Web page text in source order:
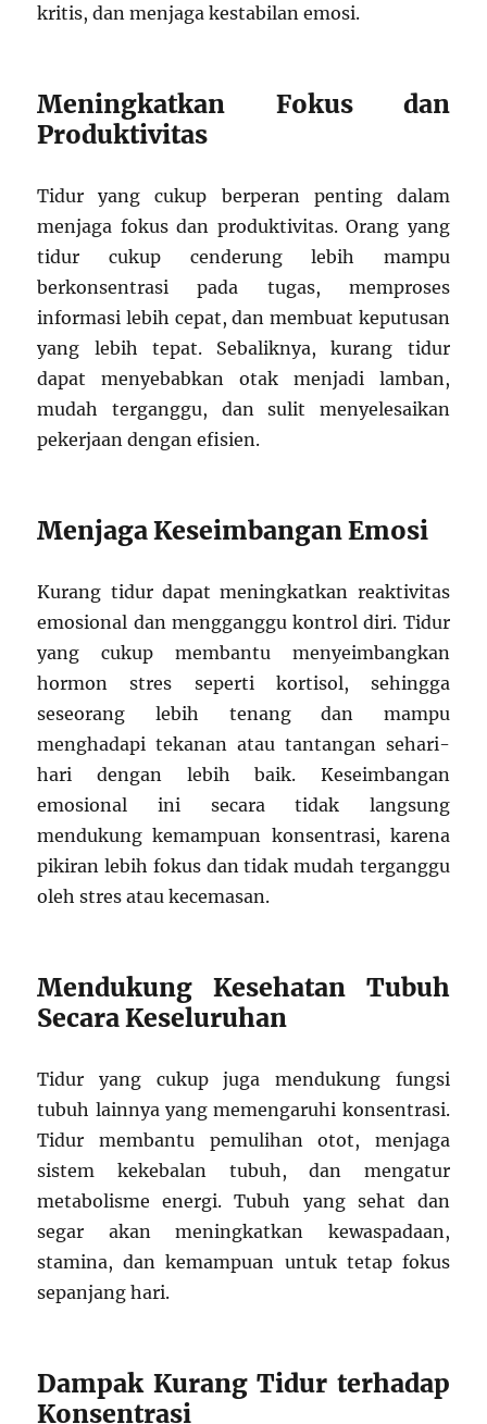
kritis, dan menjaga kestabilan emosi.
Meningkatkan Fokus dan
Produktivitas
Tidur yang cukup berperan penting dalam
menjaga fokus dan produktivitas. Orang yang
tidur cukup cenderung lebih mampu
berkonsentrasi pada tugas, memproses
informasi lebih cepat, dan membuat keputusan
yang lebih tepat. Sebaliknya, kurang tidur
dapat menyebabkan otak menjadi lamban,
mudah terganggu, dan sulit menyelesaikan
pekerjaan dengan efisien.
Menjaga Keseimbangan Emosi
Kurang tidur dapat meningkatkan reaktivitas
emosional dan mengganggu kontrol diri. Tidur
yang cukup membantu menyeimbangkan
hormon stres seperti kortisol, sehingga
seseorang lebih tenang dan mampu
menghadapi tekanan atau tantangan sehari-
hari dengan lebih baik. Keseimbangan
emosional ini secara tidak langsung
mendukung kemampuan konsentrasi, karena
pikiran lebih fokus dan tidak mudah terganggu
oleh stres atau kecemasan.
Mendukung Kesehatan Tubuh
Secara Keseluruhan
Tidur yang cukup juga mendukung fungsi
tubuh lainnya yang memengaruhi konsentrasi.
Tidur membantu pemulihan otot, menjaga
sistem kekebalan tubuh, dan mengatur
metabolisme energi. Tubuh yang sehat dan
segar akan meningkatkan kewaspadaan,
stamina, dan kemampuan untuk tetap fokus
sepanjang hari.
Dampak Kurang Tidur terhadap
Konsentrasi